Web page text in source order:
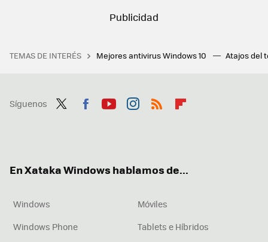
TEMAS DE INTERÉS Mejores antivirus Windows 10 Atajos del
Síguenos
En Xataka Windows hablamos de...
Windows
Móviles
Windows Phone
Tablets e Híbridos